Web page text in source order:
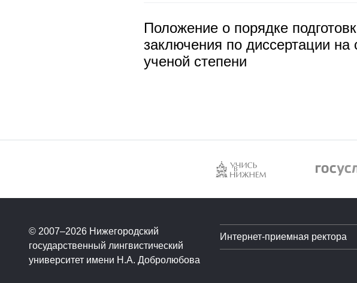
Положение о порядке
заключения по диссертации на
ученой степени
© 2007–2026 Нижегородский
государственный лингвистический
университет имени Н.А. Добролюбова
Интернет-приемная ректора